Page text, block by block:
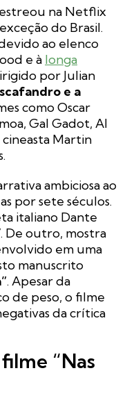
estreou na Netflix
do Brasil.
ao elenco
e à longa
por Julian
e a
como Oscar
Gal Gadot, Al
cineasta Martin
ambiciosa ao
por sete séculos.
italiano Dante
De outro, mostra
em uma
manuscrito
. Apesar da
de peso, o filme
da crítica
“Nas